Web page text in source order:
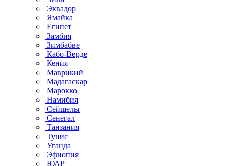
Эквадор
Ямайка
Египет
Замбия
Зимбабве
Кабо-Верде
Кения
Маврикий
Мадагаскар
Марокко
Намибия
Сейшелы
Сенегал
Танзания
Тунис
Уганда
Эфиопия
ЮАР